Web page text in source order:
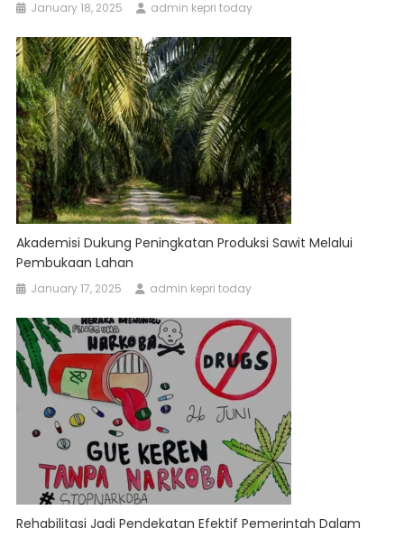
January 18, 2025 admin kepri today
Akademisi Dukung Peningkatan Produksi Sawit Melalui
Pembukaan Lahan
January 17, 2025 admin kepri today
Rehabilitasi Jadi Pendekatan Efektif Pemerintah Dalam